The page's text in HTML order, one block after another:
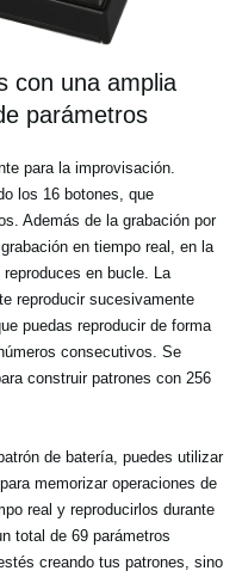
con una amplia
parámetros
para la improvisación.
los 16 botones, que
Además de la grabación por
en tiempo real, en la
en bucle. La
reproducir sucesivamente
puedas reproducir de forma
consecutivos. Se
construir patrones con 256
de batería, puedes utilizar
memorizar operaciones de
real y reproducirlos durante
total de 69 parámetros
creando tus patrones, sino